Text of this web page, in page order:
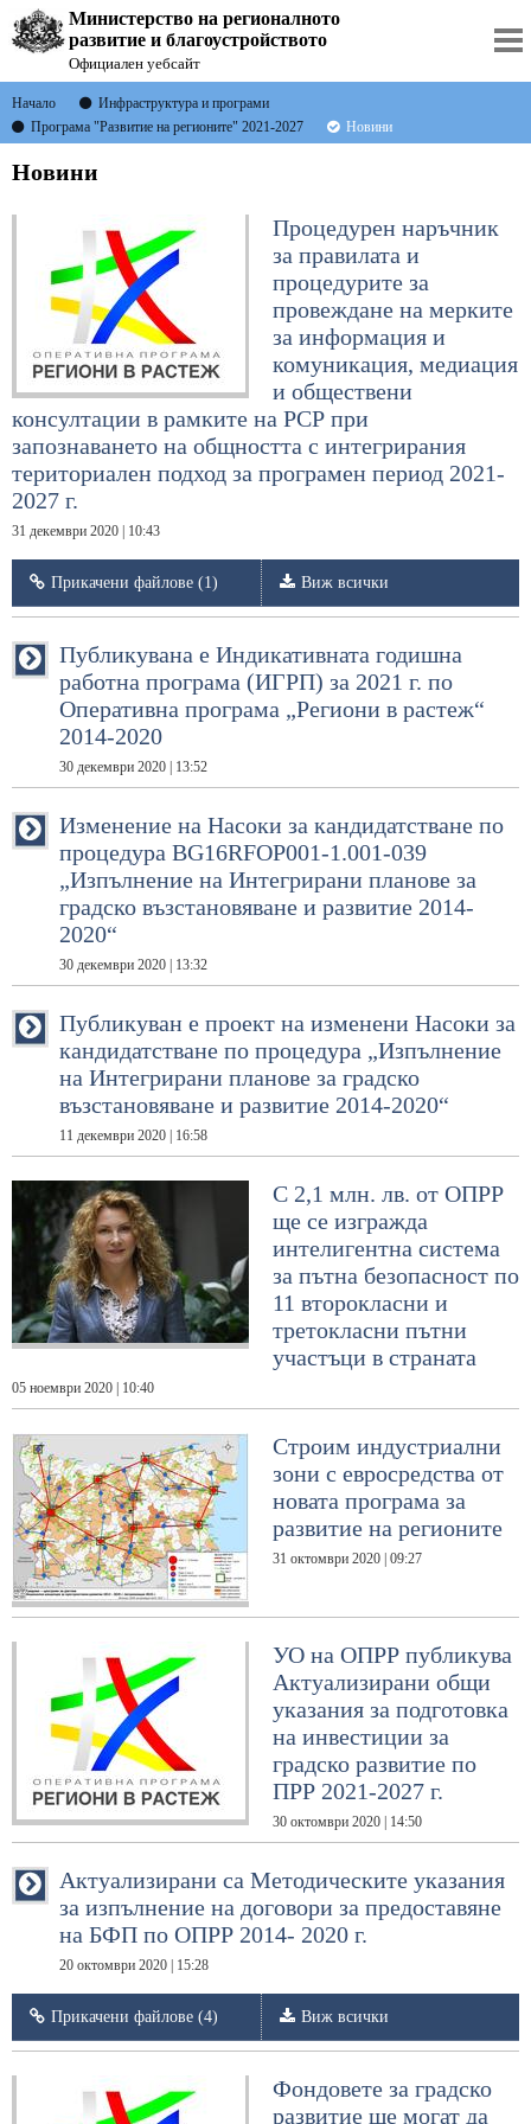
Министерство на регионалното
развитие и благоустройството
Официален уебсайт
Начало
Инфраструктура и програми
Програма "Развитие на регионите" 2021-2027
Новини
Новини
Процедурен наръчник
за правилата и
процедурите за
провеждане на мерките
за информация и
комуникация, медиация
и обществени
консултации в рамките на РСР при
запознаването на общността с интегрирания
териториален подход за програмен период 2021-
2027 г.
31 декември 2020 | 10:43
Прикачени файлове (1) Виж всички
Публикувана е Индикативната годишна
работна програма (ИГРП) за 2021 г. по
Оперативна програма „Региони в растеж“
2014-2020
30 декември 2020 | 13:52
Изменение на Насоки за кандидатстване по
процедура BG16RFOP001-1.001-039
„Изпълнение на Интегрирани планове за
градско възстановяване и развитие 2014-
2020“
30 декември 2020 | 13:32
Публикуван е проект на изменени Насоки за
кандидатстване по процедура „Изпълнение
на Интегрирани планове за градско
възстановяване и развитие 2014-2020“
11 декември 2020 | 16:58
С 2,1 млн. лв. от ОПРР
ще се изгражда
интелигентна система
за пътна безопасност по
11 второкласни и
третокласни пътни
участъци в страната
05 ноември 2020 | 10:40
Строим индустриални
зони с евросредства от
новата програма за
развитие на регионите
31 октомври 2020 | 09:27
УО на ОПРР публикува
Актуализирани общи
указания за подготовка
на инвестиции за
градско развитие по
ПРР 2021-2027 г.
30 октомври 2020 | 14:50
Актуализирани са Методическите указания
за изпълнение на договори за предоставяне
на БФП по ОПРР 2014- 2020 г.
20 октомври 2020 | 15:28
Прикачени файлове (4) Виж всички
Фондовете за градско
развитие ще могат да